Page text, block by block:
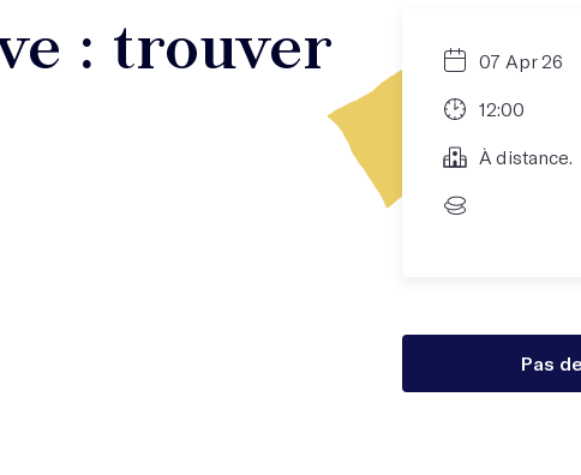
07 Apr 26
12:00
À distance.
Pas
: trouver